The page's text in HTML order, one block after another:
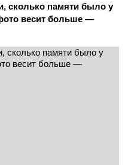
сколько памяти было у
весит больше —